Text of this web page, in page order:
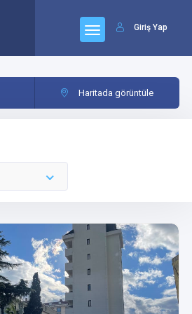
Giriş Yap
Haritada görüntüle